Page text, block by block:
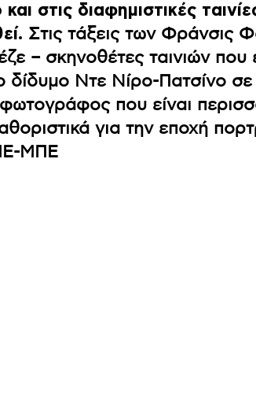
στις διαφημιστικές
Στις τάξεις των Φράνσις
– σκηνοθέτες ταινιών που
δίδυμο Ντε Νίρο-Πατσίνο σε
που είναι
για την εποχή
ΜΠΕ